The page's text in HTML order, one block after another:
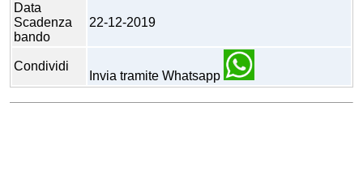
Data
Scadenza
bando
22-12-2019
Condividi
Invia tramite Whatsapp